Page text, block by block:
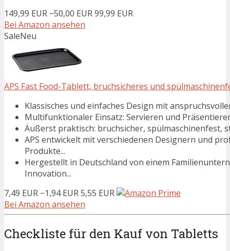
149,99 EUR −50,00 EUR99,99 EUR
Bei Amazon ansehen
SaleNeu
APS Fast Food-Tablett, bruchsicheres und
Klassisches und einfaches Design mit
Multifunktionaler Einsatz: Servieren und
Äußerst praktisch: bruchsicher, spülmaschinenfest,
APS entwickelt mit verschiedenen Designern und
Produkte...
Hergestellt in Deutschland von einem
Innovation...
7,49 EUR −1,94 EUR5,55 EUR
Bei Amazon ansehen
Checkliste für den Kauf von Tabletts